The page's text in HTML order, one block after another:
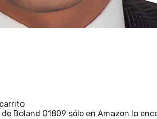
Boland 01809 sólo en Amazon lo